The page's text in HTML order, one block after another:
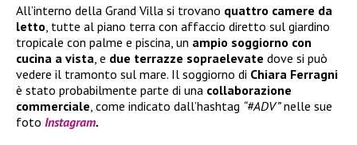
All’interno della Grand Villa si trovano quattro camere da
letto, tutte al piano terra con affaccio diretto sul giardino
tropicale con palme e piscina, un ampio soggiorno con
cucina a vista, e due terrazze sopraelevate dove si può
vedere il tramonto sul mare. Il soggiorno di Chiara Ferragni
è stato probabilmente parte di una collaborazione
commerciale, come indicato dall’hashtag “#ADV”nelle sue
foto Instagram.